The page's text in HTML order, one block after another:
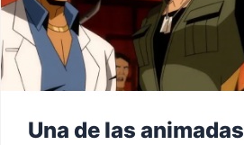
Una de las animadas